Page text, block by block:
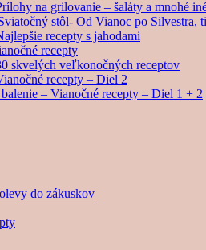
na grilovanie – šaláty a mnohé
stôl- Od Vianoc po Silvestra,
recepty s jahodami
recepty
skvelých veľkonočných receptov
recepty – Diel 2
– Vianočné recepty – Diel 1 + 2
do zákuskov